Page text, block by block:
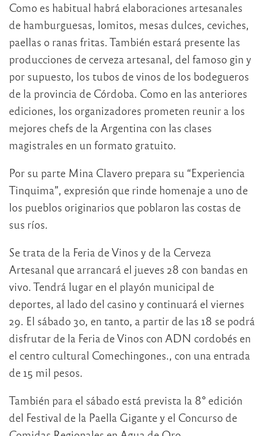
Como es habitual habrá elaboraciones artesanales
de hamburguesas, lomitos, mesas dulces, ceviches,
paellas o ranas fritas. También estará presente las
producciones de cerveza artesanal, del famoso gin y
por supuesto, los tubos de vinos de los bodegueros
de la provincia de Córdoba. Como en las anteriores
ediciones, los organizadores prometen reunir a los
mejores chefs de la Argentina con las clases
magistrales en un formato gratuito.
Por su parte Mina Clavero prepara su “Experiencia
Tinquima”, expresión que rinde homenaje a uno de
los pueblos originarios que poblaron las costas de
sus ríos.
Se trata de la Feria de Vinos y de la Cerveza
Artesanal que arrancará el jueves 28 con bandas en
vivo. Tendrá lugar en el playón municipal de
deportes, al lado del casino y continuará el viernes
29. El sábado 30, en tanto, a partir de las 18 se podrá
disfrutar de la Feria de Vinos con ADN cordobés en
el centro cultural Comechingones., con una entrada
de 15 mil pesos.
También para el sábado está prevista la 8° edición
del Festival de la Paella Gigante y el Concurso de